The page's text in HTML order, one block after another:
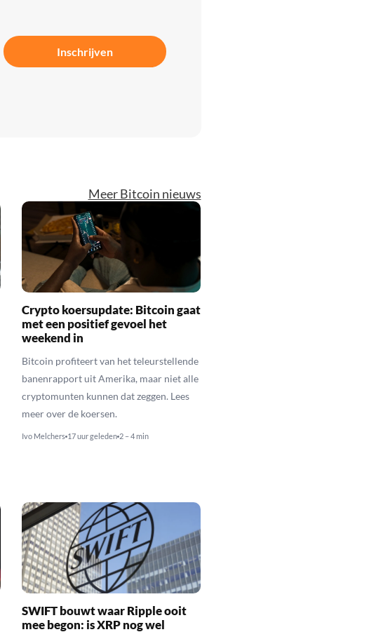
Inschrijven
Meer Bitcoin nieuws
Crypto koersupdate: Bitcoin gaat
met een positief gevoel het
weekend in
Bitcoin profiteert van het teleurstellende
banenrapport uit Amerika, maar niet alle
cryptomunten kunnen dat zeggen. Lees
meer over de koersen.
Ivo Melchers 17 uur geleden 2 – 4 min
SWIFT bouwt waar Ripple ooit
mee begon: is XRP nog wel